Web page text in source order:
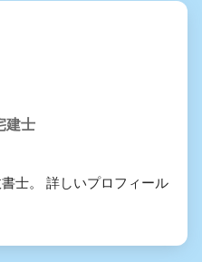
建士
士。 詳しいプロフィール